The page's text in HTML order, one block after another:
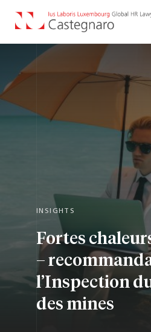
INSIGHTS
Fortes
–
l’Inspection
des mines